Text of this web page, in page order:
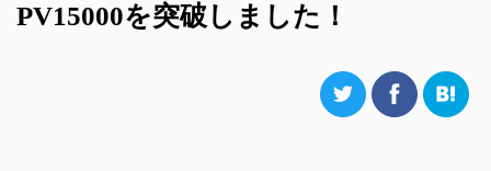
PV15000を突破しました！